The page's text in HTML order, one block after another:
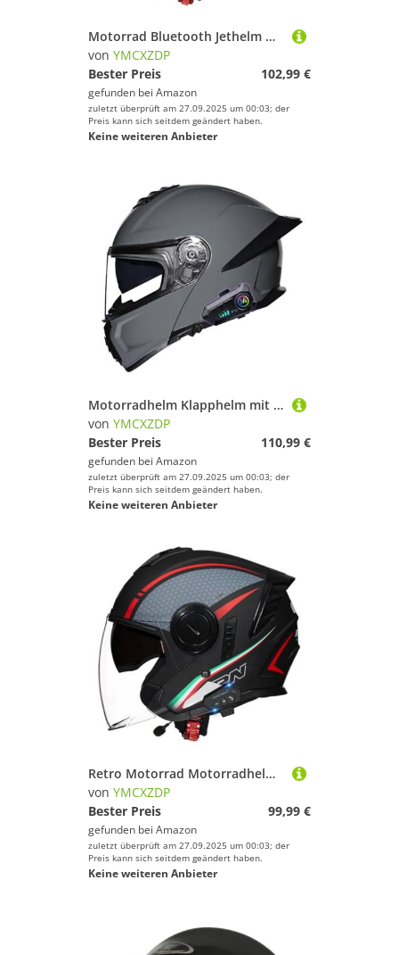
Motorrad Bluetooth Jethelm mit Visier Retro Pilotenhelm Vintage Roller Helm Damen Herren Retro Halbhelm ECEDOT Approved Mit Sonnenblende Jet-Helm Für Cruiser L,M=57~58cm
von YMCXZDP
Bester Preis
102,99 €
gefunden bei Amazon
zuletzt überprüft am 27.09.2025 um 00:03; der
Preis kann sich seitdem geändert haben.
Keine weiteren Anbieter
Motorradhelm Klapphelm mit Bluetooth DOTECE Zertifiziert Integralhelm mit Doppelvisier mit Eingebautem Mikrofon für Automatische Reaktion für Erwachsene Frauen Männer A,2XL=63~64cm
von YMCXZDP
Bester Preis
110,99 €
gefunden bei Amazon
zuletzt überprüft am 27.09.2025 um 00:03; der
Preis kann sich seitdem geändert haben.
Keine weiteren Anbieter
Retro Motorrad Motorradhelm Motorrad Bluetooth Jethelm 3/4 mit Doppelvisier, ECEDOT Zertifiziert für Herren und Damen - Ideal für Moped, Mofa, Scooter und Roller, Halbschalenhelm A1,M=57~58cm
von YMCXZDP
Bester Preis
99,99 €
gefunden bei Amazon
zuletzt überprüft am 27.09.2025 um 00:03; der
Preis kann sich seitdem geändert haben.
Keine weiteren Anbieter